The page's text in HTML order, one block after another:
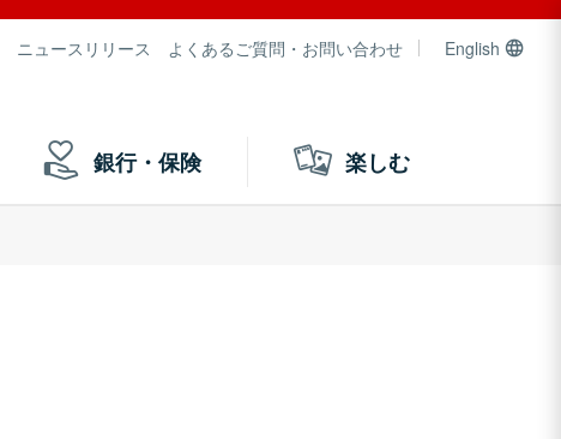
ニュースリリース よくあるご質問・お問い合わせ English
銀行・保険 楽しむ